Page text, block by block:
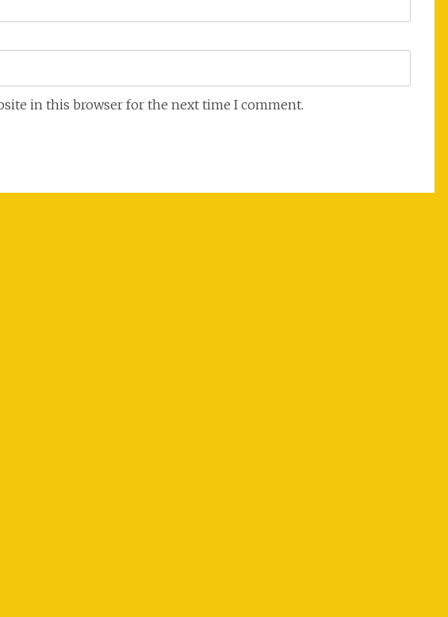
in this browser for the next time I comment.